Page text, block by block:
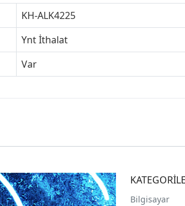
KH-ALK4225
Ynt İthalat
Var
Bilgisayar